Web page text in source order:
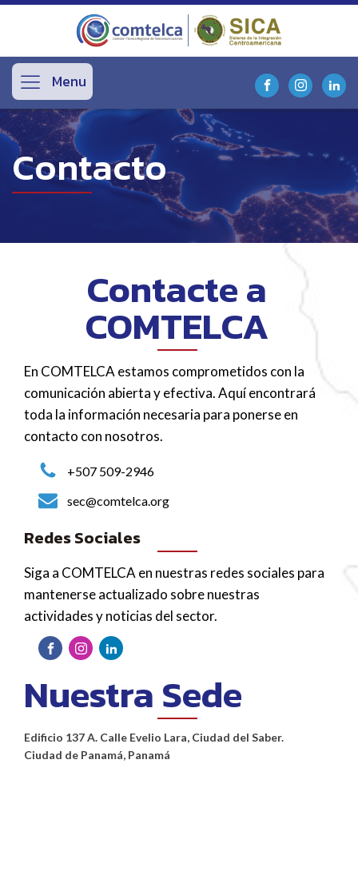
Menu
Contacto
Contacte a
COMTELCA
En COMTELCA estamos comprometidos con la
comunicación abierta y efectiva. Aquí encontrará
toda la información necesaria para ponerse en
contacto con nosotros.
+507 509-2946
sec@comtelca.org
Redes Sociales
Siga a COMTELCA en nuestras redes sociales para
mantenerse actualizado sobre nuestras
actividades y noticias del sector.
Nuestra Sede
Edificio 137 A. Calle Evelio Lara, Ciudad del Saber.
Ciudad de Panamá, Panamá